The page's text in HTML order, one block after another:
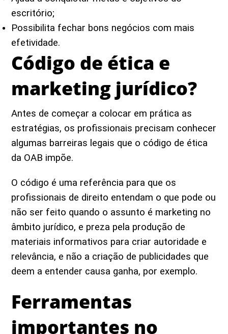
escritório;
Possibilita fechar bons negócios com mais
efetividade.
Código de ética e
marketing jurídico?
Antes de começar a colocar em prática as
estratégias, os profissionais precisam conhecer
algumas barreiras legais que o código de ética
da OAB impõe.
O código é uma referência para que os
profissionais de direito entendam o que pode ou
não ser feito quando o assunto é marketing no
âmbito jurídico, e preza pela produção de
materiais informativos para criar autoridade e
relevância, e não a criação de publicidades que
deem a entender causa ganha, por exemplo.
Ferramentas
importantes no